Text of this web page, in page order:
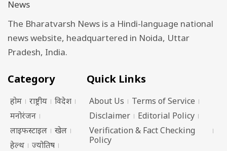
The Bharatvarsh News is a Hindi-language national
news website, headquartered in Noida, Uttar
Pradesh, India.
Category
होम राष्ट्रीय
विदेश
मनोरंजन
लाइफस्टाइल
खेल
हेल्थ
ज्योतिष
Quick Links
About Us
Terms of Service
Disclaimer
Editorial Policy
Verification & Fact Checking
Policy